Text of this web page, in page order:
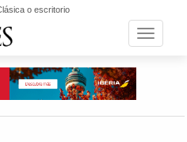
o escritorio
Toggle